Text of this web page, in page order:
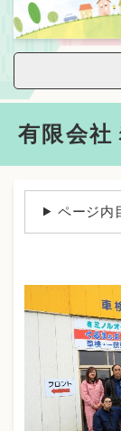
有限会社
ページ内